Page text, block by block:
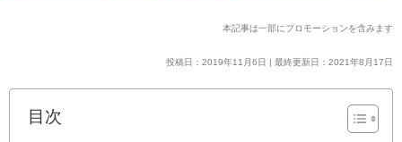
本記事は一部にプロモーションを含みます
投稿日：2019年11月6日 | 最終更新日：2021年8月17日
目次